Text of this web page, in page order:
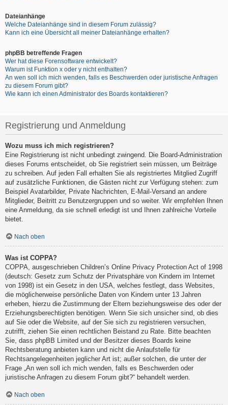
Dateianhänge
Welche Dateianhänge sind in diesem Forum zulässig?
Kann ich eine Übersicht all meiner Dateianhänge erhalten?
phpBB betreffende Fragen
Wer hat diese Forensoftware entwickelt?
Warum ist Funktion x oder y nicht enthalten?
An wen soll ich mich wenden, falls es Beschwerden oder juristische Anfragen
zu diesem Forum gibt?
Wie kann ich einen Administrator des Boards kontaktieren?
Registrierung und Anmeldung
Wozu muss ich mich registrieren?
Eine Registrierung ist nicht unbedingt zwingend. Die Board-Administration
dieses Forums entscheidet, ob Sie registriert sein müssen, um Beiträge
zu schreiben. Auf jeden Fall erhalten Sie als registriertes Mitglied Zugriff
auf zusätzliche Funktionen, die Gästen nicht zur Verfügung stehen: zum
Beispiel Avatarbilder, Private Nachrichten, E-Mail-Versand an andere
Mitglieder, Beitritt zu Benutzergruppen und so weiter. Wir empfehlen Ihnen
eine Anmeldung, da sie schnell erledigt ist und Ihnen zahlreiche Vorteile
bietet.
Nach oben
Was ist COPPA?
COPPA, ausgeschrieben Children’s Online Privacy Protection Act of 1998
(deutsch: Gesetz zum Schutz der Privatsphäre von Kindern im Internet
von 1998) ist ein Gesetz in den USA, welches festlegt, dass Websites,
die möglicherweise persönliche Daten von Kindern unter 13 Jahren
erheben, hierzu die Zustimmung der Eltern beziehungsweise des oder der
Erziehungsberechtigten benötigen. Wenn Sie sich unsicher sind, ob dies
auf Sie oder die Website, auf der Sie sich zu registrieren versuchen,
zutrifft, ziehen Sie einen rechtlichen Beistand zu Rate. Bitte beachten
Sie, dass phpBB Limited und der Besitzer dieses Boards keine
Rechtsberatung anbieten kann und nicht die Anlaufstelle für
Rechtsangelegenheiten jeglicher Art ist; außer solchen, die unter der
Frage „An wen soll ich mich wenden, falls es Beschwerden oder
juristische Anfragen zu diesem Forum gibt?“ behandelt werden.
Nach oben